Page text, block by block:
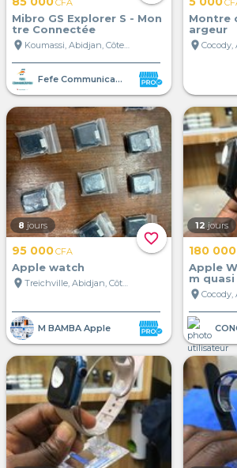
CFA
Mibro GS Explorer S - Mon
tre Connectée
location_on
Koumassi, Abidjan, Côte d'Ivoire
Fefe Communication
Montre
argeur
location_on
favorite_border
8 jours
95 000CFA
Apple watch
location_on
Treichville, Abidjan, Côte d'Ivoire
M BAMBA Apple
12 jours
180 000
Apple
m
location_on